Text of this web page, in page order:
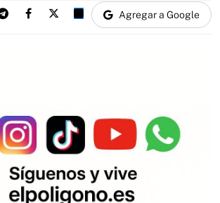
Agregar a Google